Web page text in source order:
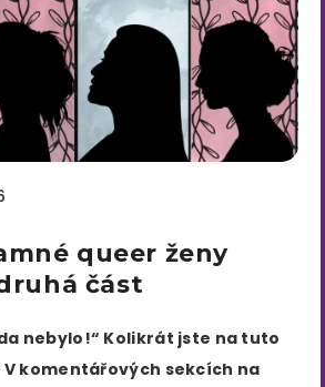
queer ženy
část
nebylo!“ Kolikrát jste na tuto
komentářových sekcích na